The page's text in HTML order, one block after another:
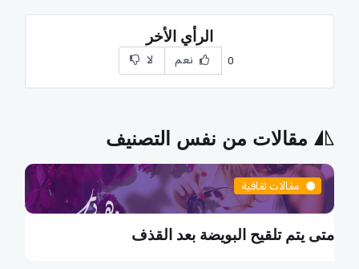
الرأي الأخر
0 نعم لا
مقالات من نفس التصنيف
مقالات ثقافية
متى يتم تلقيح البويضة بعد القذف